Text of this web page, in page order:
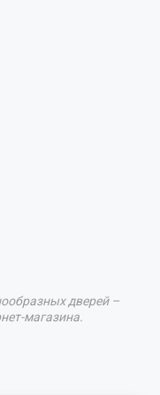
дверей –
магазина.